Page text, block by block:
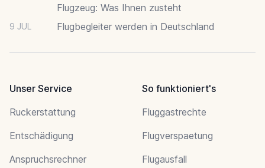
Flugzeug: Was Ihnen zusteht
9 JUL Flugbegleiter werden in Deutschland
Unser Service
Ruckerstattung
Entschädigung
Anspruchsrechner
So funktioniert's
Fluggastrechte
Flugverspaetung
Flugausfall